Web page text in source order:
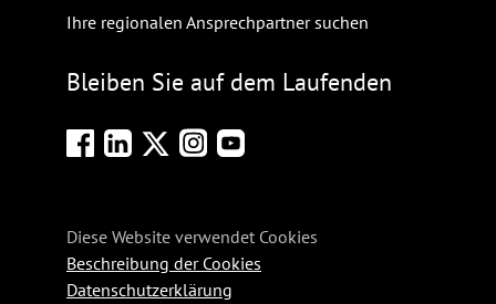
Ihre regionalen Ansprechpartner suchen
Bleiben Sie auf dem Laufenden
Diese Website verwendet Cookies
Beschreibung der Cookies
Datenschutzerklärung